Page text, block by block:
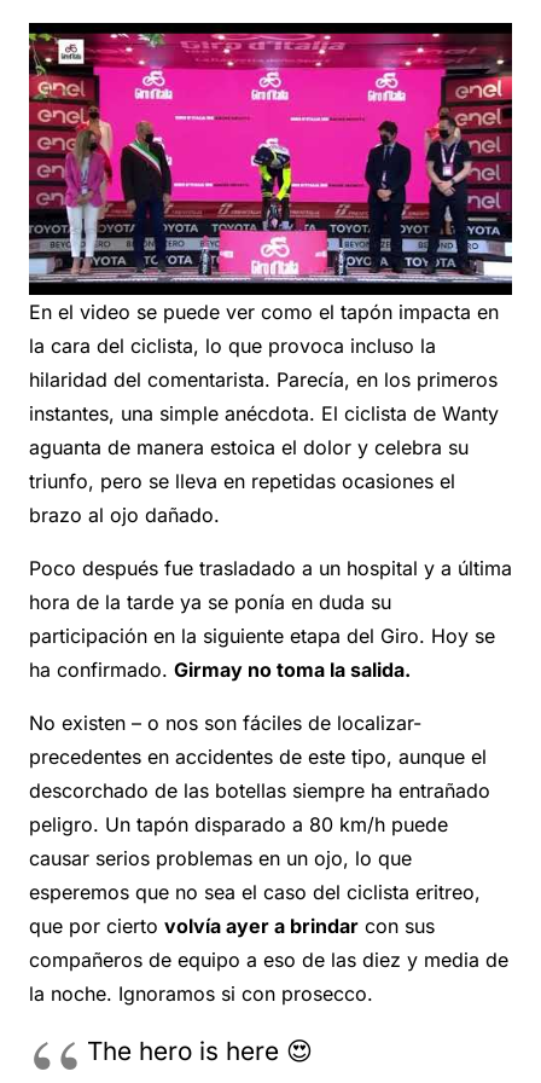
En el video se puede ver como el tapón impacta en
la cara del ciclista, lo que provoca incluso la
hilaridad del comentarista. Parecía, en los primeros
instantes, una simple anécdota. El ciclista de Wanty
aguanta de manera estoica el dolor y celebra su
triunfo, pero se lleva en repetidas ocasiones el
brazo al ojo dañado.
Poco después fue trasladado a un hospital y a última
hora de la tarde ya se ponía en duda su
participación en la siguiente etapa del Giro. Hoy se
ha confirmado. Girmay no toma la salida.
No existen – o nos son fáciles de localizar-
precedentes en accidentes de este tipo, aunque el
descorchado de las botellas siempre ha entrañado
peligro. Un tapón disparado a 80 km/h puede
causar serios problemas en un ojo, lo que
esperemos que no sea el caso del ciclista eritreo,
que por cierto volvía ayer a brindar con sus
compañeros de equipo a eso de las diez y media de
la noche. Ignoramos si con prosecco.
The hero is here 😍